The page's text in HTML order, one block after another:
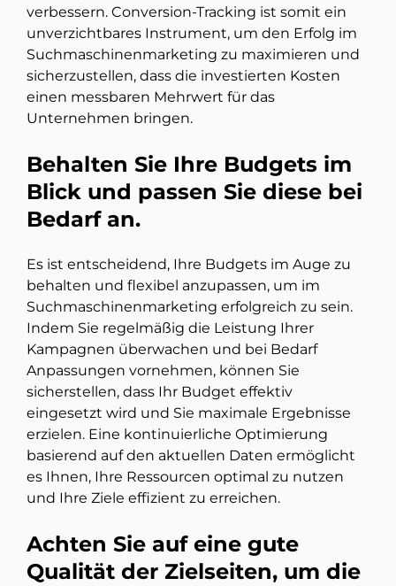
verbessern. Conversion-Tracking ist somit ein
unverzichtbares Instrument, um den Erfolg im
Suchmaschinenmarketing zu maximieren und
sicherzustellen, dass die investierten Kosten
einen messbaren Mehrwert für das
Unternehmen bringen.
Behalten Sie Ihre Budgets im
Blick und passen Sie diese bei
Bedarf an.
Es ist entscheidend, Ihre Budgets im Auge zu
behalten und flexibel anzupassen, um im
Suchmaschinenmarketing erfolgreich zu sein.
Indem Sie regelmäßig die Leistung Ihrer
Kampagnen überwachen und bei Bedarf
Anpassungen vornehmen, können Sie
sicherstellen, dass Ihr Budget effektiv
eingesetzt wird und Sie maximale Ergebnisse
erzielen. Eine kontinuierliche Optimierung
basierend auf den aktuellen Daten ermöglicht
es Ihnen, Ihre Ressourcen optimal zu nutzen
und Ihre Ziele effizient zu erreichen.
Achten Sie auf eine gute
Qualität der Zielseiten, um die